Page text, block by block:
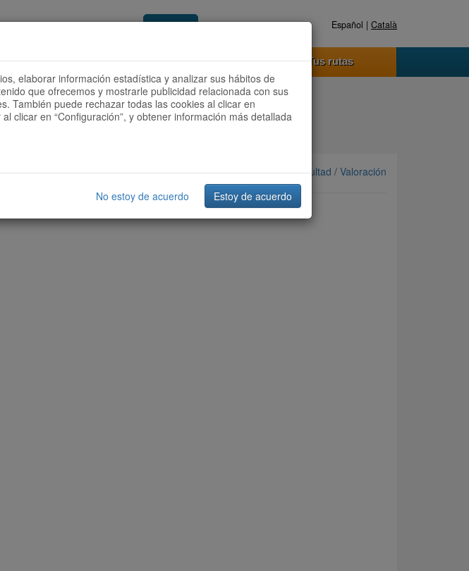
Acceder Registrate ahora Español | Català
colaborador? Cómo funciona Tus rutas
Ordenar por: Más recientes /Dificultad / Valoración
elaborar información estadística y analizar sus hábitos de
que ofrecemos y mostrarle publicidad relacionada con sus
También puede rechazar todas las cookies al clicar en
clicar en “Configuración”, y obtener información más detallada
No estoy de acuerdo Estoy de acuerdo